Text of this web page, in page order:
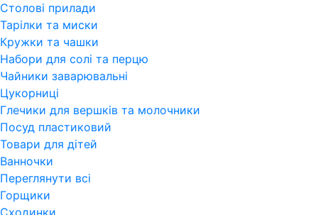
Столові прилади
Тарілки та миски
Кружки та чашки
Набори для солі та перцю
Чайники заварювальні
Цукорниці
Глечики для вершків та молочники
Посуд пластиковий
Товари для дітей
Ванночки
Переглянути всi
Горщики
Сходинки